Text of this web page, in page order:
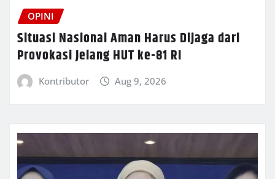
OPINI
Situasi Nasional Aman Harus Dijaga dari
Provokasi Jelang HUT ke-81 RI
Kontributor Aug 9, 2026